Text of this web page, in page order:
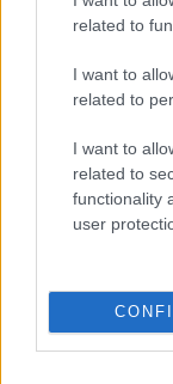
related to
I want to
related to
I want to
related to
functionality
user
candidatura
Premier, il
Giorgio
Meteo
benessere